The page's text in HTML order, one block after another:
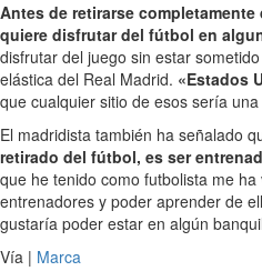
Antes de retirarse
quiere disfrutar del fútbol en
disfrutar del juego sin estar
elástica del Real Madrid. «Estados
que cualquier sitio de esos sería
El madridista también ha señalado
retirado del fútbol, es ser
que he tenido como futbolista me
entrenadores y poder aprender de
gustaría poder estar en algún
Vía | Marca